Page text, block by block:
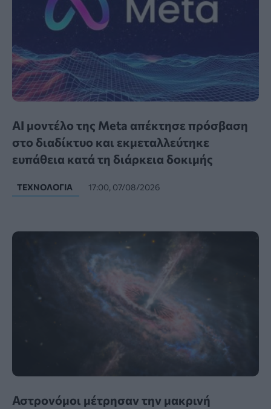
AI μοντέλο της Meta απέκτησε πρόσβαση
στο διαδίκτυο και εκμεταλλεύτηκε
ευπάθεια κατά τη διάρκεια δοκιμής
ΤΕΧΝΟΛΟΓΊΑ 17:00, 07/08/2026
Αστρονόμοι μέτρησαν την μακρινή